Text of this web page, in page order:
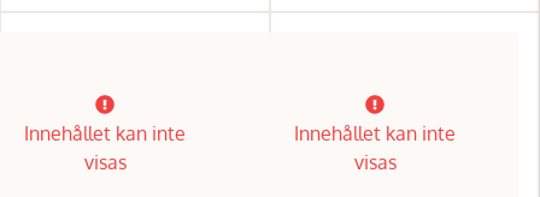
Innehållet kan inte
visas
Innehållet kan inte
visas